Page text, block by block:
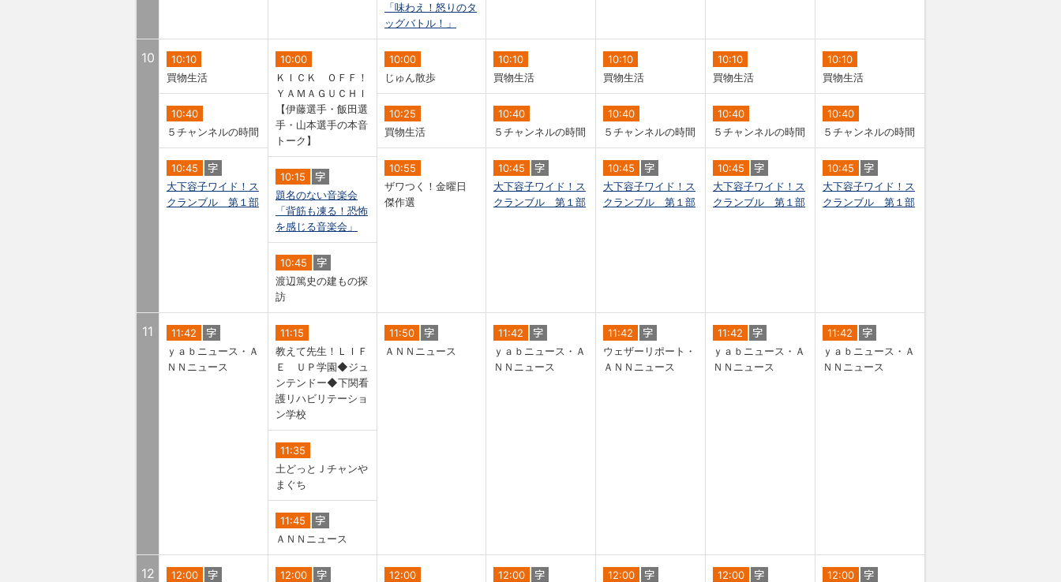
「味わえ！怒りのタ
ッグバトル！」
10
10:10
買物生活
10:40
５チャンネルの時間
10:45
大下容子ワイド！ス
クランブル 第１部
10:00
ＫＩＣＫ ＯＦＦ！
ＹＡＭＡＧＵＣＨＩ
【伊藤選手・飯田選
手・山本選手の本音
トーク】
10:15
題名のない音楽会
「背筋も凍る！恐怖
を感じる音楽会」
10:45
渡辺篤史の建もの探
訪
10:00
じゅん散歩
10:25
買物生活
10:55
ザワつく！金曜日
傑作選
10:10
買物生活
10:40
５チャンネルの時間
10:45
大下容子ワイド！ス
クランブル 第１部
10:10
買物生活
10:40
５チャンネルの時間
10:45
大下容子ワイド！ス
クランブル 第１部
10:10
買物生活
10:40
５チャンネルの時間
10:45
大下容子ワイド！ス
クランブル 第１部
10:10
買物生活
10:40
５チャンネルの時間
10:45
大下容子ワイド！ス
クランブル 第１部
11
11:42
ｙａｂニュース・Ａ
ＮＮニュース
11:15
教えて先生！ＬＩＦ
Ｅ ＵＰ学園◆ジュ
ンテンドー◆下関看
護リハビリテーショ
ン学校
11:35
土どっとＪチャンや
まぐち
11:45
ＡＮＮニュース
11:50
ＡＮＮニュース
11:42
ｙａｂニュース・Ａ
ＮＮニュース
11:42
ウェザーリポート・
ＡＮＮニュース
11:42
ｙａｂニュース・Ａ
ＮＮニュース
11:42
ｙａｂニュース・Ａ
ＮＮニュース
12
12:00
12:00
12:00
12:00
12:00
12:00
12:00